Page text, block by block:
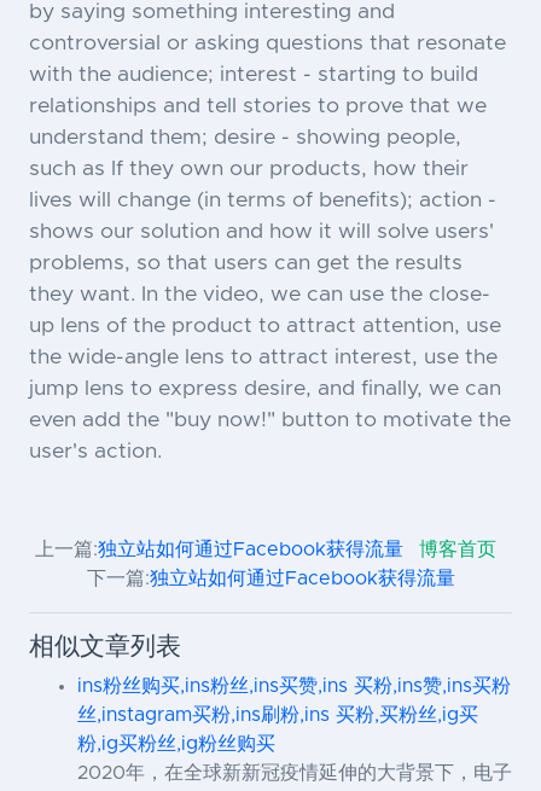
by saying something interesting and
controversial or asking questions that resonate
with the audience; interest - starting to build
relationships and tell stories to prove that we
understand them; desire - showing people,
such as If they own our products, how their
lives will change (in terms of benefits); action -
shows our solution and how it will solve users'
problems, so that users can get the results
they want. In the video, we can use the close-
up lens of the product to attract attention, use
the wide-angle lens to attract interest, use the
jump lens to express desire, and finally, we can
even add the "buy now!" button to motivate the
user's action.
上一篇:独立站如何通过Facebook获得流量
博客首页
下一篇:独立站如何通过Facebook获得流量
相似文章列表
ins粉丝购买,ins粉丝,ins买赞,ins 买粉,ins赞,ins买粉
丝,instagram买粉,ins刷粉,ins 买粉,买粉丝,ig买
粉,ig买粉丝,ig粉丝购买
2020年，在全球新新冠疫情延伸的大背景下，电子